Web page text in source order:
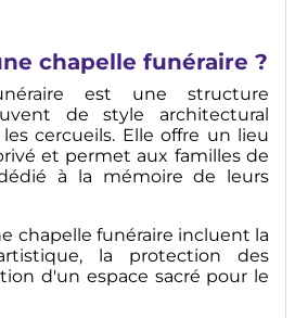
chapelle funéraire ?
est une structure
de style architectural
cercueils. Elle offre un lieu
et permet aux familles de
à la mémoire de leurs
chapelle funéraire incluent la
la protection des
d'un espace sacré pour le